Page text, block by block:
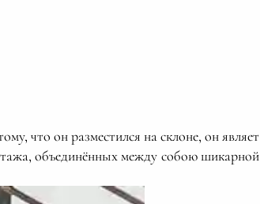
что он разместился на склоне, он являет
объединённых между собою шикарной